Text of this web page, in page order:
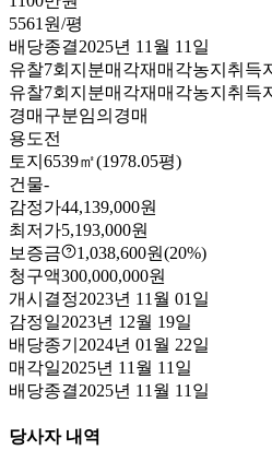
5561원/평
배당종결2025년 11월 11일
유찰7회 지분매각재매각농지취득
유찰7회 지분매각재매각농지취득
경매구분임의경매
용도전
토지 6539㎡(1978.05평)
건물-
감정가44,139,000원
최저가5,193,000원
보증금
1,038,600원(20%)
청구액300,000,000원
개시결정2023년 11월 01일
감정일2023년 12월 19일
배당종기 2024년 01월 22일
매각일2025년 11월 11일
배당종결2025년 11월 11일
당사자 내역